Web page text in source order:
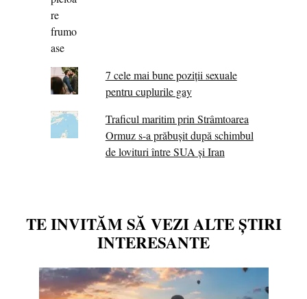
7 cele mai bune poziții sexuale
pentru cuplurile gay
Traficul maritim prin Strâmtoarea
Ormuz s-a prăbușit după schimbul
de lovituri între SUA şi Iran
TE INVITĂM SĂ VEZI ALTE ȘTIRI
INTERESANTE